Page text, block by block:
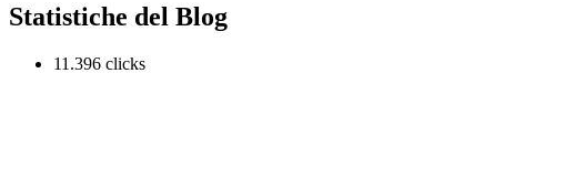
Statistiche del Blog
11.396 clicks